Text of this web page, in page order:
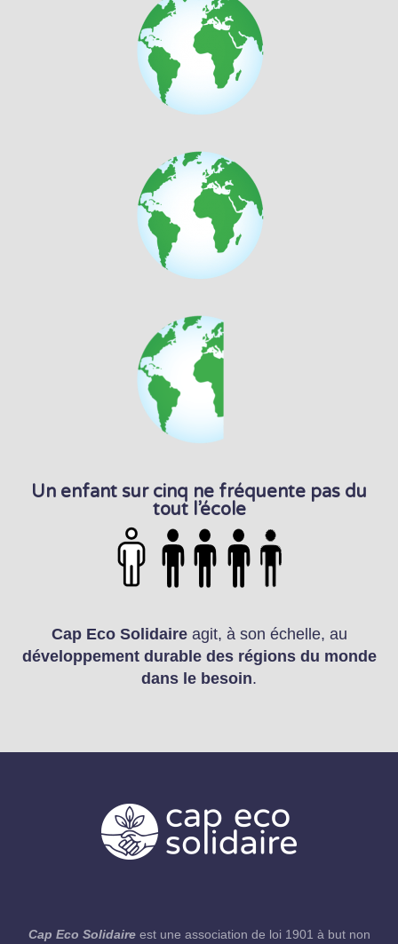
Un enfant sur cinq ne fréquente pas du
tout l’école
Cap Eco Solidaireagit, à son échelle, au
développement durable des régions du monde
dans le besoin.
Cap Eco Solidaireest une association de loi 1901 à but non